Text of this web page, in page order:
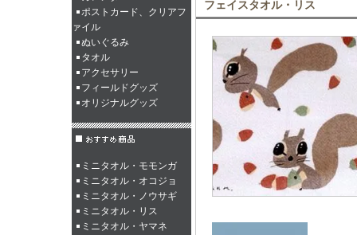
ポストカード、クリアフ
ァイル
ぬいぐるみ
タオル
アクセサリー
フィールドグッズ
オリジナルグッズ
ミニタオル・モモンガ
ミニタオル・オコジョ
ミニタオル・ノウサギ
ミニタオル・リス
ミニタオル・ヤマネ
フェイスタオル・リス